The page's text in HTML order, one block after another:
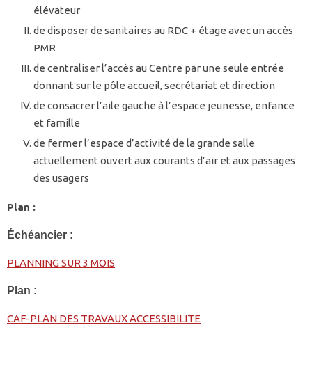
élévateur
de disposer de sanitaires au RDC + étage avec un accès
PMR
de centraliser l’accès au Centre par une seule entrée
donnant sur le pôle accueil, secrétariat et direction
de consacrer l’aile gauche à l’espace jeunesse, enfance
et famille
de fermer l’espace d’activité de la grande salle
actuellement ouvert aux courants d’air et aux passages
des usagers
Plan :
Échéancier :
PLANNING SUR 3 MOIS
Plan :
CAF-PLAN DES TRAVAUX ACCESSIBILITE